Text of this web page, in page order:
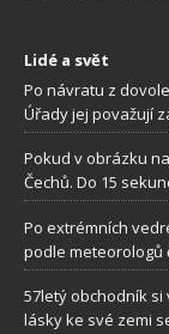
Lidé a svět
Po návratu z
Úřady jej považují
Pokud v obrázku
Čechů. Do 15
Po extrémních
podle meteorologů
57letý obchodník si
lásky ke své zemi